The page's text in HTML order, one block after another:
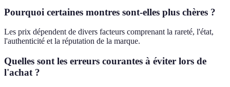
Pourquoi certaines montres sont-elles plus chères ?
Les prix dépendent de divers facteurs comprenant la rareté, l'état,
l'authenticité et la réputation de la marque.
Quelles sont les erreurs courantes à éviter lors de
l'achat ?